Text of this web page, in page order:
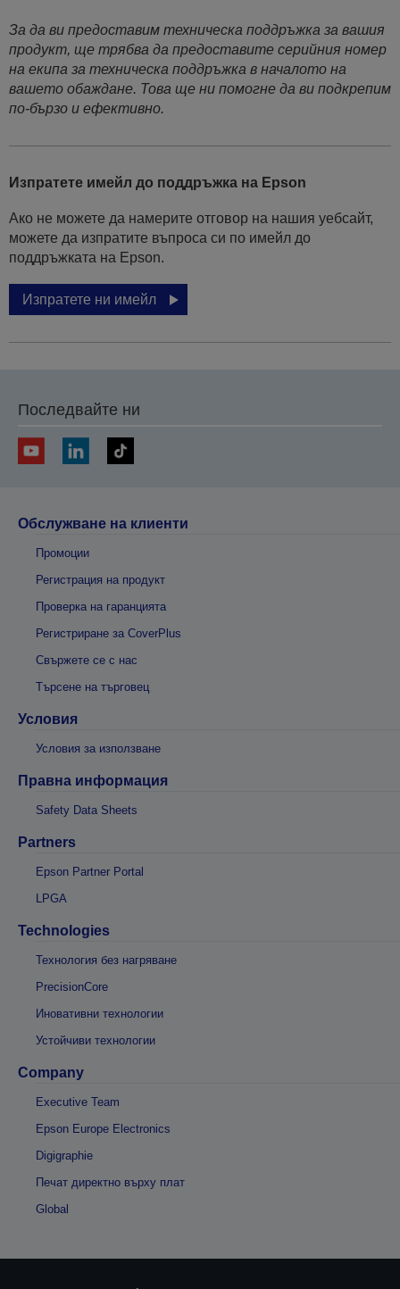
За да ви предоставим техническа поддръжка за вашия
продукт, ще трябва да предоставите серийния номер
на екипа за техническа поддръжка в началото на
вашето обаждане. Това ще ни помогне да ви подкрепим
по-бързо и ефективно.
Изпратете имейл до поддръжка на Epson
Ако не можете да намерите отговор на нашия уебсайт,
можете да изпратите въпроса си по имейл до
поддръжката на Epson.
Изпратете ни имейл
Последвайте ни
Обслужване на клиенти
Промоции
Регистрация на продукт
Проверка на гаранцията
Регистриране за CoverPlus
Свържете се с нас
Търсене на търговец
Условия
Условия за използване
Правна информация
Safety Data Sheets
Partners
Epson Partner Portal
LPGA
Technologies
Технология без нагряване
PrecisionCore
Иновативни технологии
Устойчиви технологии
Company
Executive Team
Epson Europe Electronics
Digigraphie
Печат директно върху плат
Global